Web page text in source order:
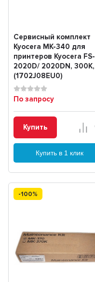
Сервисный комплект
Kyocera MK-340 для
принтеров Kyocera FS-
2020D/ 2020DN, 300K,
(1702J08EU0)
По запросу
Купить
Купить в 1 клик
-100%